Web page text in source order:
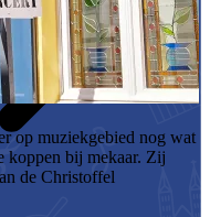
op muziekgebied nog wat
koppen bij mekaar. Zij
de Christoffel